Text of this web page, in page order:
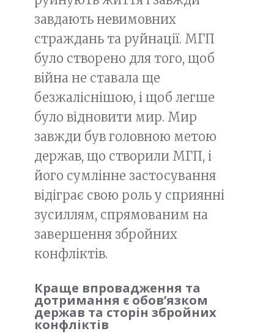
завдають невимовних
страждань та руйнації. МГП
було створено для того, щоб
війна не ставала ще
безжаліснішою, і щоб легше
було відновити мир. Мир
завжди був головною метою
держав, що створили МГП, і
його сумлінне застосування
відіграє свою роль у сприянні
зусиллям, спрямованим на
завершення збройних
конфліктів.
Краще впровадження та
дотримання є обов’язком
держав та сторін збройних
конфліктів